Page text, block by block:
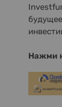
Нажми